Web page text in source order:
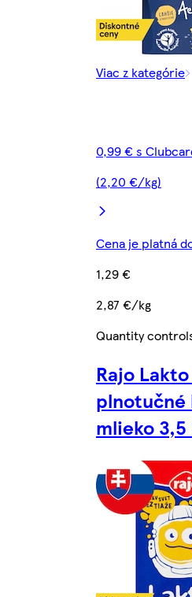
Viac z kategórie
0,99 € s
(2,20 €/kg)
Cena je platná
1,29 €
2,87 €/kg
Quantity
Rajo
plnotučné
mlieko 3,5